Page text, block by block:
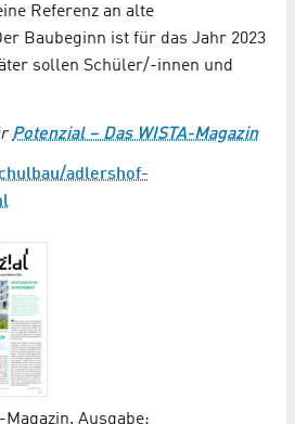
Referenz an alte
Baubeginn ist für das Jahr 2023
sollen Schüler/-innen und
Potenzial – Das WISTA-Magazin
adlershof-
Magazin. Ausgabe: